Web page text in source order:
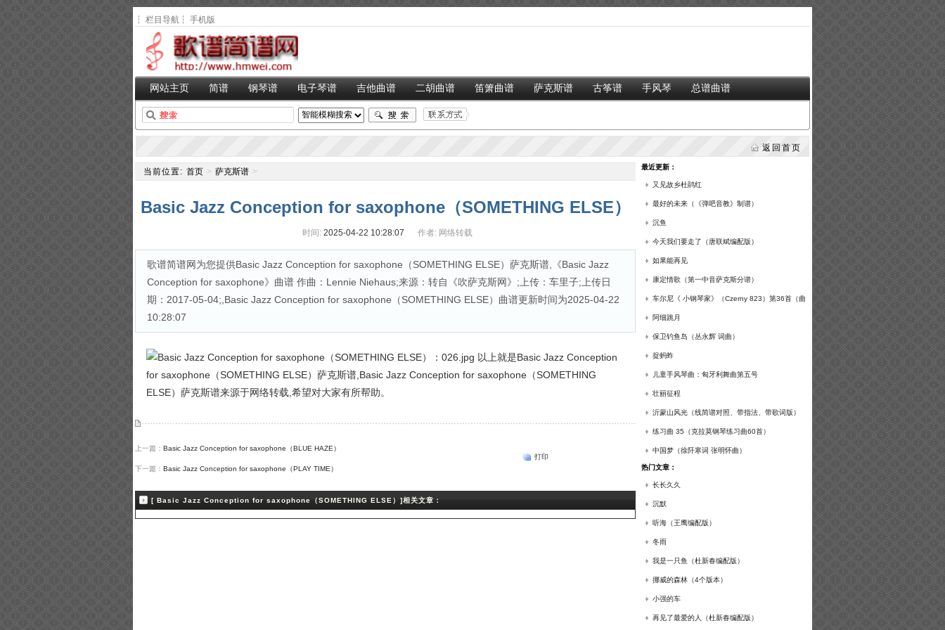
┆ 栏目导航 ┆ 手机版
网站主页 简谱 钢琴谱 电子琴谱 吉他曲谱 二胡曲谱 笛箫曲谱 萨克斯谱 古筝谱 手风琴 总谱曲谱
返回首页
当前位置: 首页 > 萨克斯谱 >
Basic Jazz Conception for saxophone（SOMETHING ELSE）
时间: 2025-04-22 10:28:07 作者: 网络转载
歌谱简谱网为您提供Basic Jazz Conception for saxophone（SOMETHING ELSE）萨克斯谱,《Basic Jazz
Conception for saxophone》曲谱 作曲：Lennie Niehaus;来源：转自《吹萨克斯网》;上传：车里子;上传日
期：2017-05-04;,Basic Jazz Conception for saxophone（SOMETHING ELSE）曲谱更新时间为2025-04-22
10:28:07
以上就是Basic Jazz Conception
for saxophone（SOMETHING ELSE）萨克斯谱,Basic Jazz Conception for saxophone（SOMETHING
ELSE）萨克斯谱来源于网络转载,希望对大家有所帮助。
上一篇： Basic Jazz Conception for saxophone（BLUE HAZE）
下一篇： Basic Jazz Conception for saxophone（PLAY TIME）
打印
[ Basic Jazz Conception for saxophone（SOMETHING ELSE）]相关文章：
最近更新：
又见故乡杜鹃红
最好的未来（《弹吧音教》制谱）
沉鱼
今天我们要走了（唐联斌编配版）
如果能再见
康定情歌（第一中音萨克斯分谱）
车尔尼《 小钢琴家》（Czerny 823）第36首（曲
谱及练习提示）
阿细跳月
保卫钓鱼岛（丛永辉 词曲）
捉蚂蚱
儿童手风琴曲：匈牙利舞曲第五号
壮丽征程
沂蒙山风光（线简谱对照、带指法、带歌词版）
练习曲 35（克拉莫钢琴练习曲60首）
中国梦（徐阡寒词 张明怀曲）
热门文章：
长长久久
沉默
听海（王鹰编配版）
冬雨
我是一只鱼（杜新春编配版）
挪威的森林（4个版本）
小强的车
再见了最爱的人（杜新春编配版）